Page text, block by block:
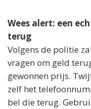
Wees alert: een
terug
Volgens de politie
vragen om geld
gewonnen prijs.
zelf het
bel die terug.